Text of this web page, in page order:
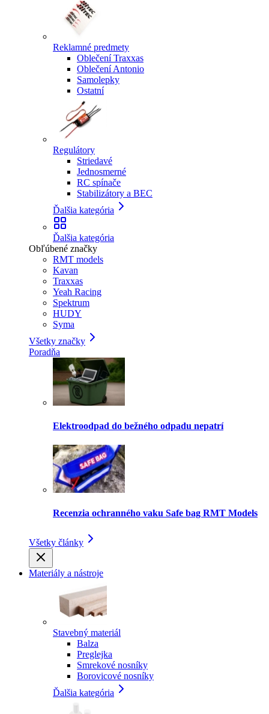
Reklamné predmety
Oblečení Traxxas
Oblečení Antonio
Samolepky
Ostatní
Regulátory
Striedavé
Jednosmerné
RC spínače
Stabilizátory a BEC
Ďalšia kategória
Ďalšia kategória
Obľúbené značky
RMT models
Kavan
Traxxas
Yeah Racing
Spektrum
HUDY
Syma
Všetky značky
Poradňa
Elektroodpad do bežného odpadu nepatrí
Recenzia ochranného vaku Safe bag RMT Models
Všetky články
Materiály a nástroje
Stavebný materiál
Balza
Preglejka
Smrekové nosníky
Borovicové nosníky
Ďalšia kategória